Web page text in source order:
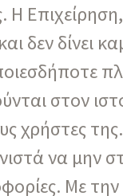
Η
δεν δίνει
στον
χρήστες
να μην
Με την